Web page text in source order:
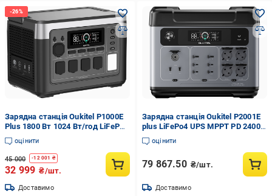
Зарядна станція Oukitel P1000E
Plus 1800 Вт 1024 Вт/год LiFePO4
(2902262301)
оцінити
45 000 -12 001 ₴
32 999 ₴/шт.
Доставимо
Зарядна станція Oukitel P2001E
plus LiFePo4 UPS MPPT PD 2400
Вт 2048 Вт/г 100 Вт
оцінити
79 867.50 ₴/шт.
Доставимо